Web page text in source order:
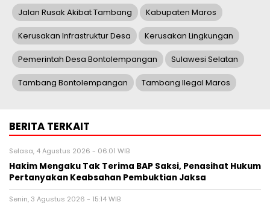
Jalan Rusak Akibat Tambang Kabupaten Maros
Kerusakan Infrastruktur Desa Kerusakan Lingkungan
Pemerintah Desa Bontolempangan Sulawesi Selatan
Tambang Bontolempangan Tambang Ilegal Maros
BERITA TERKAIT
Selasa, 4 Agustus 2026 - 06:01 WIB
Hakim Mengaku Tak Terima BAP Saksi, Penasihat Hukum
Pertanyakan Keabsahan Pembuktian Jaksa
Senin, 3 Agustus 2026 - 15:14 WIB